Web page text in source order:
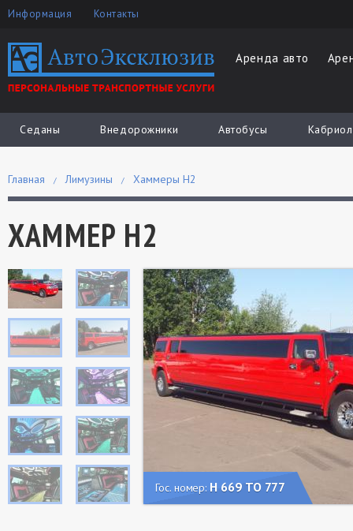
Информация Контакты
Аренда авто
Седаны Внедорожники Автобусы
Главная Лимузины Хаммеры H2
ХАММЕР Н2
Гос. номер: Н 669 ТО 777